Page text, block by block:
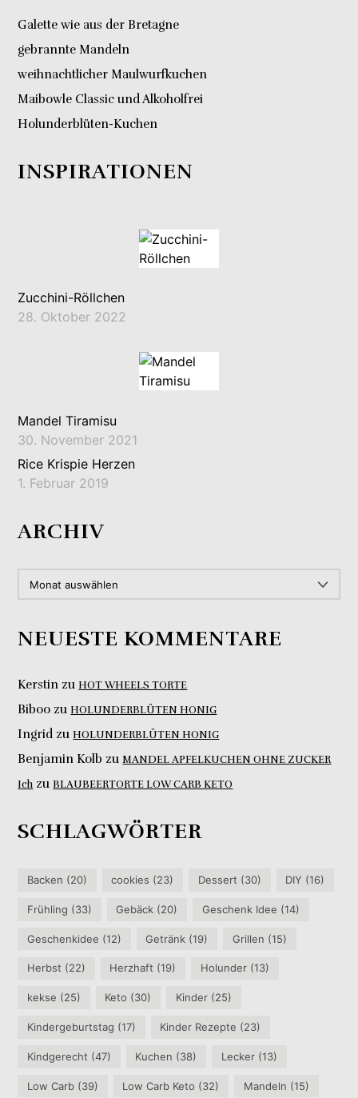
Galette wie aus der Bretagne
gebrannte Mandeln
weihnachtlicher Maulwurfkuchen
Maibowle Classic und Alkoholfrei
Holunderblüten-Kuchen
INSPIRATIONEN
Zucchini-Röllchen
28. Oktober 2022
Mandel Tiramisu
30. November 2021
Rice Krispie Herzen
1. Februar 2019
ARCHIV
NEUESTE KOMMENTARE
Kerstin zuHOT WHEELS TORTE
Biboo zuHOLUNDERBLÜTEN HONIG
IngridzuHOLUNDERBLÜTEN HONIG
Benjamin Kolb zuMANDEL APFELKUCHEN OHNE ZUCKER
Ich zuBLAUBEERTORTE LOW CARB KETO
SCHLAGWÖRTER
Backen (20) cookies (23) Dessert (30) DIY (16)
Frühling (33) Gebäck (20) Geschenk Idee (14)
Geschenkidee (12) Getränk (19) Grillen (15)
Herbst (22) Herzhaft (19) Holunder(13)
kekse (25) Keto (30) Kinder(25)
Kindergeburtstag (17) Kinder Rezepte (23)
Kindgerecht (47) Kuchen (38) Lecker(13)
Low Carb (39) Low Carb Keto (32) Mandeln (15)